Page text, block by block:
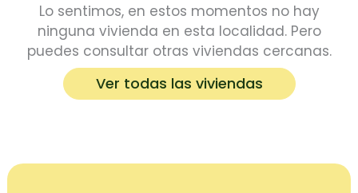
Lo sentimos, en estos momentos no hay
ninguna vivienda en esta localidad. Pero
puedes consultar otras viviendas cercanas.
Ver todas las viviendas